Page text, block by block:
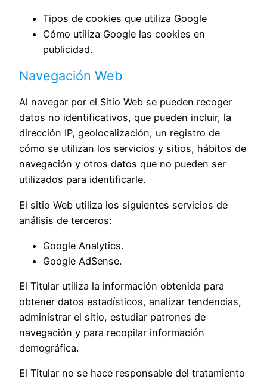
Tipos de cookies que utiliza Google
Cómo utiliza Google las cookies en
publicidad.
Navegación Web
Al navegar por el Sitio Web se pueden recoger
datos no identificativos, que pueden incluir, la
dirección IP, geolocalización, un registro de
cómo se utilizan los servicios y sitios, hábitos de
navegación y otros datos que no pueden ser
utilizados para identificarle.
El sitio Web utiliza los siguientes servicios de
análisis de terceros:
Google Analytics.
Google AdSense.
El Titular utiliza la información obtenida para
obtener datos estadísticos, analizar tendencias,
administrar el sitio, estudiar patrones de
navegación y para recopilar información
demográfica.
El Titular no se hace responsable del tratamiento